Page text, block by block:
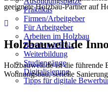
Praktikas
Firmen/Arbeitgeber
Für Arbeitgeber
Arbeiten im Holzbau
Berufe mit Holz
Weiterbildung
Studiengänge
Digitalisierung
Tipps für digitale
geeignete Holzbau-Partner auf
Holzbauwelt.de
Holzbauwelt.de ist die führende
Wohnungsbau, serielle